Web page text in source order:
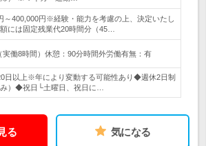
～400,000円※経験・能力を考慮の上、決定いたし
には固定残業代20時間分（45…
実働8時間）休憩：90分時間外労働有無：有
日以上※年により変動する可能性あり◆週休2日制
み）◆祝日└土曜日、祝日に…
る 気になる